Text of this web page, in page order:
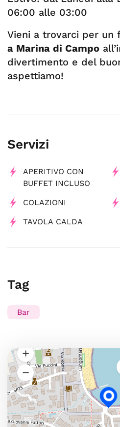
06:00 alle 03:00
Vieni a trovarci per un
a Marina di Campo
divertimento e del
aspettiamo!
Servizi
APERITIVO CON
BUFFET INCLUSO
COLAZIONI
TAVOLA CALDA
Tag
Bar